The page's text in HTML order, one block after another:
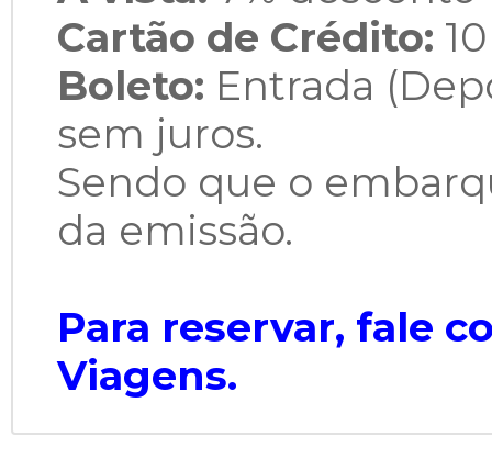
Cartão de Crédito:
Boleto: Entrada
sem juros.
Sendo que o
da emissão.
Para reservar, fale
Viagens.